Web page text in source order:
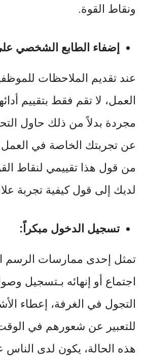
ونقاط القوة.
إضفاء الطابع الشخصي
عند تقديم الملاحظات
العمل، لا تقم فقط بتقييم
مجردة بدلاً من ذلك حاول
عن تجربتك الخاصة في
من قول هذا تقييمي لنقاط
لديك إلى قول كيفية تجربة
تسجيل الدخول مبكراً:
تمثل إحدى ممارسات الرسم
اجتماع أو إنهائه بـتسجيل
التجول في الغرفة، إعطاء
للتعبير عن شعورهم في
هذه الحالة، يكون لدى الناس